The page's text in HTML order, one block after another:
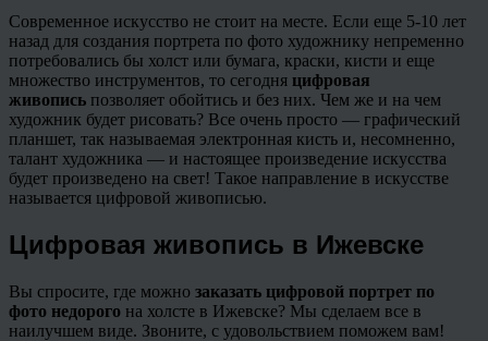
Современное искусство не стоит на месте. Если еще 5-10 лет
назад для создания портрета по фото художнику непременно
потребовались бы холст или бумага, краски, кисти и еще
множество инструментов, то сегодня цифровая
живопись позволяет обойтись и без них. Чем же и на чем
художник будет рисовать? Все очень просто — графический
планшет, так называемая электронная кисть и, несомненно,
талант художника — и настоящее произведение искусства
будет произведено на свет! Такое направление в искусстве
называется цифровой живописью.
Цифровая живопись в Ижевске
Вы спросите, где можно заказать цифровой портрет по
фото недорого на холсте в Ижевске? Мы сделаем все в
наилучшем виде. Звоните, с удовольствием поможем вам!